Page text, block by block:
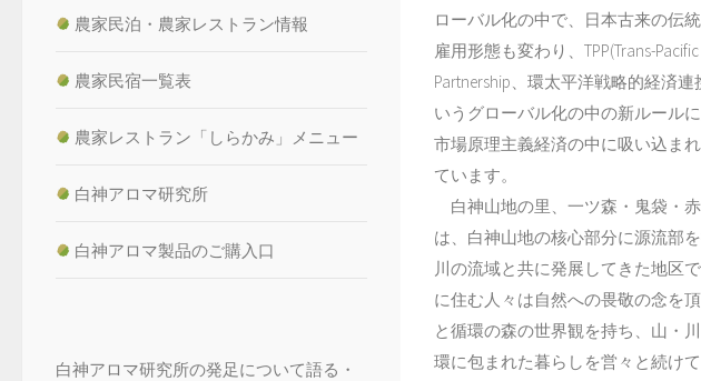
ローバル化の中で、日本古来の伝統
雇用形態も変わり、TPP(Trans-Pacific
Partnership、環太平洋戦略的経済連
いうグローバル化の中の新ルールに
市場原理主義経済の中に吸い込ま
ています。
白神山地の里、一ツ森・鬼袋・
は、白神山地の核心部分に源流部
川の流域と共に発展してきた地区
に住む人々は自然への畏敬の念を
と循環の森の世界観を持ち、山・
環に包まれた暮らしを営々と続け
農家民泊・農家レストラン情報
農家民宿一覧表
農家レストラン「しらかみ」メニュー
白神アロマ研究所
白神アロマ製品のご購入口
白神アロマ研究所の発足について語る・